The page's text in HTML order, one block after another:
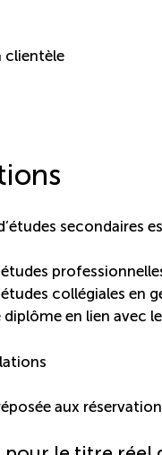
clientèle
secondaires
collégiales en
en lien avec
aux